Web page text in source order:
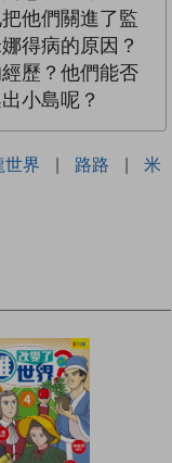
他們關進了監
得病的原因？
歷？他們能否
小島呢？
世界 | 路路 |
米